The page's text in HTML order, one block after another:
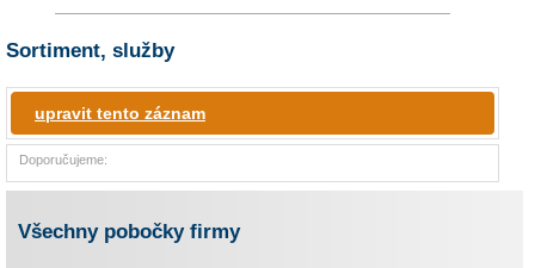
Sortiment, služby
upravit tento záznam
Doporučujeme:
Všechny pobočky firmy